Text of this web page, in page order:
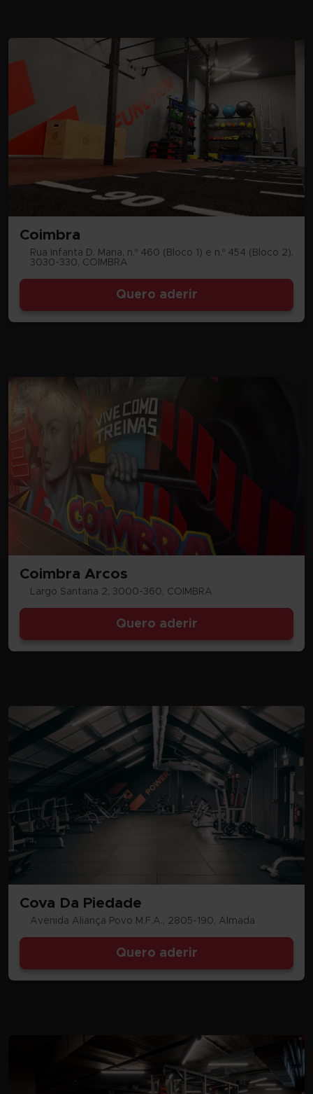
Coimbra
Rua Infanta D. Maria, n.º 460 (Bloco 1) e n.º 454 (Bloco 2),
3030-330, COIMBRA
Quero aderir
Coimbra Arcos
Largo Santana 2, 3000-360, COIMBRA
Quero aderir
Cova Da Piedade
Avenida Aliança Povo M.F.A., 2805-190, Almada
Quero aderir